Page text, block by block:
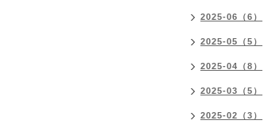
2025-06（6）
2025-05（5）
2025-04（8）
2025-03（5）
2025-02（3）